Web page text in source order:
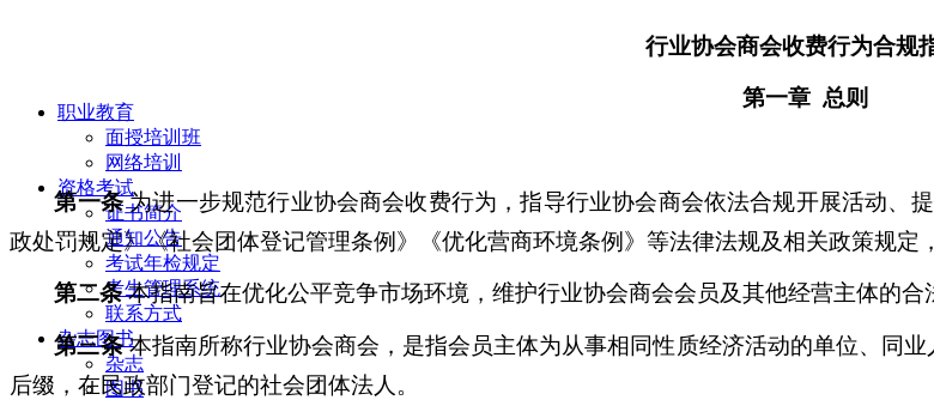
职业教育
面授培训班
网络培训
资格考试
证书简介
通知公告
考试年检规定
考生管理系统
联系方式
杂志图书
杂志
图书
行业协会商会收费行为合规
第一章 总则
第一条为进一步规范行业协会商会收费行为，指导行业协会商会依法合规开展活动、
政处罚规定》《社会团体登记管理条例》《优化营商环境条例》等法律法规及相关政策规定
第二条本指南旨在优化公平竞争市场环境，维护行业协会商会会员及其他经营主体的合
第三条本指南所称行业协会商会，是指会员主体为从事相同性质经济活动的单位、同
后缀，在民政部门登记的社会团体法人。